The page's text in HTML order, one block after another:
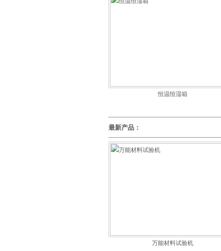
恒温恒湿箱
最新产品：
万能材料试验机